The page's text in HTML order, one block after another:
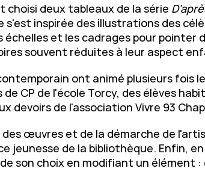
choisi deux tableaux de la série
inspirée des illustrations des
échelles et les cadrages pour pointer
souvent réduites à leur aspect
ont animé plusieurs fois
CP de l'école Torcy, des élèves
devoirs de l'association Vivre 93
œuvres et de la démarche de
jeunesse de la bibliothèque. Enfin,
son choix en modifiant un élément :